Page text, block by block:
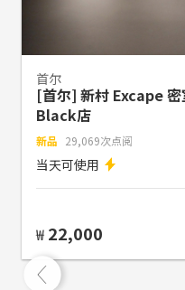
首尔
[首尔] 新村 Excape
Black店
新品 29,069次点阅
当天可使用
₩ 22,000